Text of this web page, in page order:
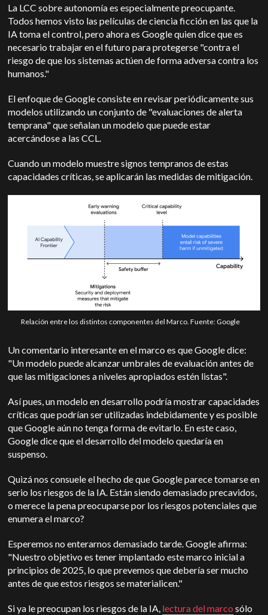
La LCC sobre autonomía es especialmente preocupante.
Todos hemos visto las películas de ciencia ficción en las que la
IA toma el control, pero ahora es Google quien dice que es
necesario trabajar en el futuro para protegerse "contra el
riesgo de que los sistemas actúen de forma adversa contra los
humanos."
El enfoque de Google consiste en revisar periódicamente sus
modelos utilizando un conjunto de "evaluaciones de alerta
temprana" que señalan un modelo que puede estar
acercándose a las CCL.
Cuando un modelo muestre signos tempranos de estas
capacidades críticas, se aplicarán las medidas de mitigación.
Relación entre los distintos componentes del Marco. Fuente: Google
Un comentario interesante en el marco es que Google dice:
"Un modelo puede alcanzar umbrales de evaluación antes de
que las mitigaciones a niveles apropiados estén listas".
Así pues, un modelo en desarrollo podría mostrar capacidades
críticas que podrían ser utilizadas indebidamente y es posible
que Google aún no tenga forma de evitarlo. En este caso,
Google dice que el desarrollo del modelo quedaría en
suspenso.
Quizá nos consuele el hecho de que Google parece tomarse en
serio los riesgos de la IA. Están siendo demasiado precavidos,
o merece la pena preocuparse por los riesgos potenciales que
enumera el marco?
Esperemos no enterarnos demasiado tarde. Google afirma:
"Nuestro objetivo es tener implantado este marco inicial a
principios de 2025, lo que prevemos que debería ser mucho
antes de que estos riesgos se materialicen."
Si ya le preocupan los riesgos de la IA, lectura del marco sólo